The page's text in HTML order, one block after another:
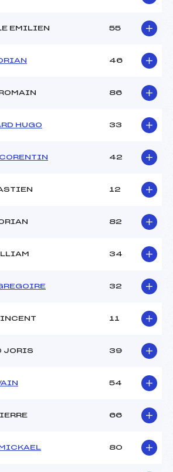
EMILIEN 55
46
86
HUGO 33
42
12
82
34
32
11
JORIS 39
54
66
80